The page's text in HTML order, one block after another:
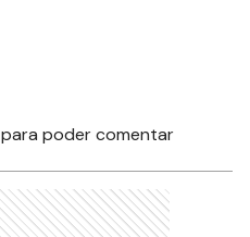
para poder comentar